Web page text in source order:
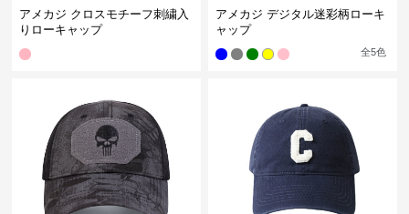
アメカジ クロスモチーフ刺繍入
りローキャップ
アメカジ デジタル迷彩柄ローキ
ャップ
全5色